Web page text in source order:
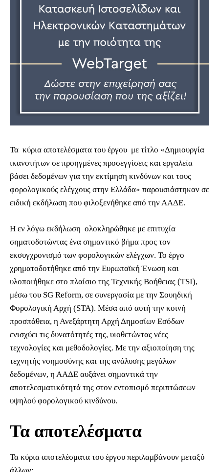
Τα κύρια αποτελέσματα του έργου με τίτλο «Δημιουργία
ικανοτήτων σε προηγμένες προσεγγίσεις και εργαλεία
βάσει δεδομένων για την εκτίμηση κινδύνων και τους
φορολογικούς ελέγχους στην Ελλάδα» παρουσιάστηκαν σε
ειδική εκδήλωση που φιλοξενήθηκε από την ΑΑΔΕ.
Η εν λόγω εκδήλωση ολοκληρώθηκε με επιτυχία
σηματοδοτώντας ένα σημαντικό βήμα προς τον
εκσυγχρονισμό των φορολογικών ελέγχων. Το έργο
χρηματοδοτήθηκε από την Ευρωπαϊκή Ένωση και
υλοποιήθηκε στο πλαίσιο της Τεχνικής Βοήθειας (TSI),
μέσω του SG Reform, σε συνεργασία με την Σουηδική
Φορολογική Αρχή (STA). Μέσα από αυτή την κοινή
προσπάθεια, η Ανεξάρτητη Αρχή Δημοσίων Εσόδων
ενισχύει τις δυνατότητές της, υιοθετώντας νέες
τεχνολογίες και μεθοδολογίες. Με την αξιοποίηση της
τεχνητής νοημοσύνης και της ανάλυσης μεγάλων
δεδομένων, η ΑΑΔΕ αυξάνει σημαντικά την
αποτελεσματικότητά της στον εντοπισμό περιπτώσεων
υψηλού φορολογικού κινδύνου.
Τα αποτελέσματα
Τα κύρια αποτελέσματα του έργου περιλαμβάνουν μεταξύ